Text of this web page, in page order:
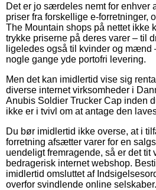
Det er jo særdeles nemt for enhver
priser fra forskellige e-forretninger,
The Mountain shops på nettet ikke
trykke priserne på deres varer – til
ligeledes også til kvinder og mænd
nogle gange yde portofri levering.
Men det kan imidlertid vise sig
diverse internet virksomheder i
Anubis Soldier Trucker Cap inden
ikke er i tvivl om at antage den
Du bør imidlertid ikke overse, at i
forretning afsætter varer for en
uendeligt fremragende, så er det tit
bedragerisk internet webshop.
imidlertid omsluttet af
overfor svindlende online selskaber.